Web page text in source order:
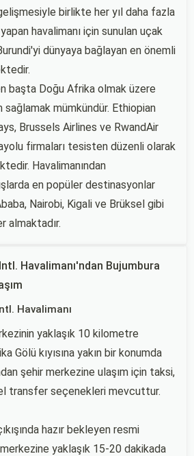
birlikte her yıl daha fazla
havalimanı için sunulan uçak
dünyaya bağlayan en önemli
başta Doğu Afrika olmak üzere
sağlamak mümkündür. Ethiopian
Brussels Airlines ve RwandAir
firmaları tesisten düzenli olarak
Havalimanından
en popüler destinasyonlar
Nairobi, Kigali ve Brüksel gibi
almaktadır.
Havalimanı'ndan Bujumbura
Havalimanı
yaklaşık 10 kilometre
Gölü kıyısına yakın bir konumda
şehir merkezine ulaşım için taksi,
transfer seçenekleri mevcuttur.
hazır bekleyen resmi
yaklaşık 15-20 dakikada